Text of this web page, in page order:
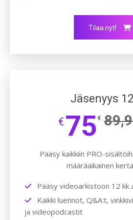
Tilaa nyt!
Jäsenyys
€75 €
Pääsy kaikkiin PRO-
määräaikainen
Pääsy videoarkistoon 12 kk
Kaikki luennot, Q&A:t,
ja videopodcastit